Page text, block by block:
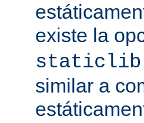
existe la
staticlib-
similar a